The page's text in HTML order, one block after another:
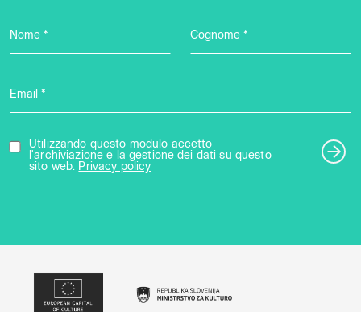
Nome * Cognome *
Email *
Utilizzando questo modulo accetto
l'archiviazione e la gestione dei dati su questo
sito web. Privacy policy